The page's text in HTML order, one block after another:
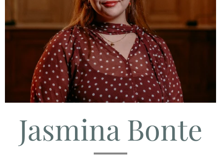
Jasmina Bonte